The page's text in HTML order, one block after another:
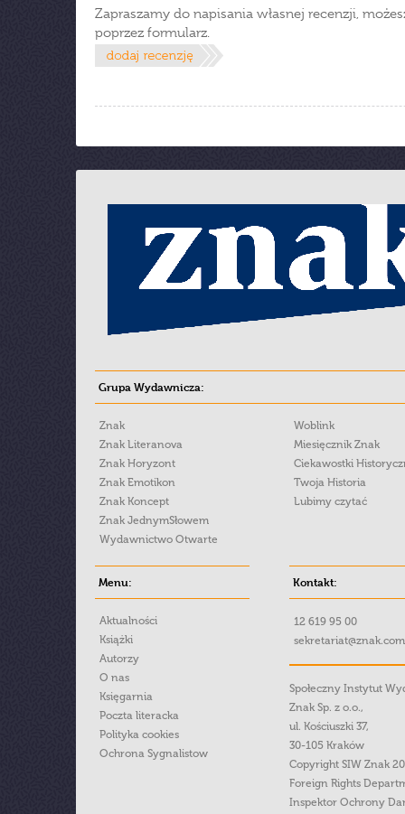
Zapraszamy do napisania własnej recenzji,
poprzez formularz.
Grupa Wydawnicza:
Znak
Znak Literanova
Znak Horyzont
Znak Emotikon
Znak Koncept
Znak JednymSłowem
Wydawnictwo Otwarte
Woblink
Miesięcznik Znak
Ciekawostki
Twoja Historia
Lubimy czytać
Menu:
Aktualności
Książki
Autorzy
O nas
Księgarnia
Poczta literacka
Polityka cookies
Ochrona Sygnalistow
Kontakt:
12 619 95 00
Społeczny Instytut
Znak Sp. z o.o.,
ul. Kościuszki 37,
30-105 Kraków
Copyright SIW Znak
Foreign Rights
Inspektor Ochrony